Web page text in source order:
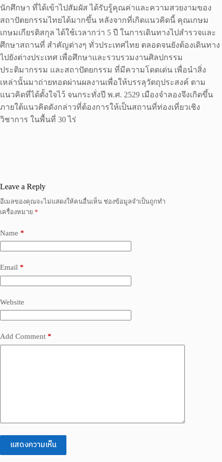
นักศึกษา ที่ได้เข้าไปสัมผัส ได้รับรู้คุณค่าและความสวยงามของ
สถาปัตยกรรมไทยได้มากขึ้น หลังจากที่เกิดแนวคิดนี้ คุณเกษม
เกษมเกียรติสกุล ได้ใช้เวลากว่า 5 ปี ในการเดินทางไปสำรวจและ
ศึกษาสถานที่ สำคัญต่างๆ ทั่วประเทศไทย ตลอดจนยังต้องเดินทาง
ไปยังต่างประเทศ เพื่อศึกษาและรวบรวมงานศิลปกรรม
ประติมากรรม และสถาปัตยกรรม ที่มีความโดดเด่น เพื่อนำสิ่ง
เหล่านั้นมาถ่ายทอดผ่านผลงานเพื่อให้บรรลุวัตถุประสงค์ ตาม
แนวคิดที่ได้ตั้งใจไว้ จนกระทั่งปี พ.ศ. 2529 เมืองจำลองจึงเกิดขึ้น
ภายใต้แนวคิดดังกล่าวที่ต้องการให้เป็นสถานที่ท่องเที่ยวเชิง
วิชาการ ในพื้นที่ 30 ไร่
Leave a Reply
อีเมลของคุณจะไม่แสดงให้คนอื่นเห็น ช่องข้อมูลจำเป็นถูกทำ
เครื่องหมาย *
Name *
Email *
Website
Add Comment *
แสดงความเห็น